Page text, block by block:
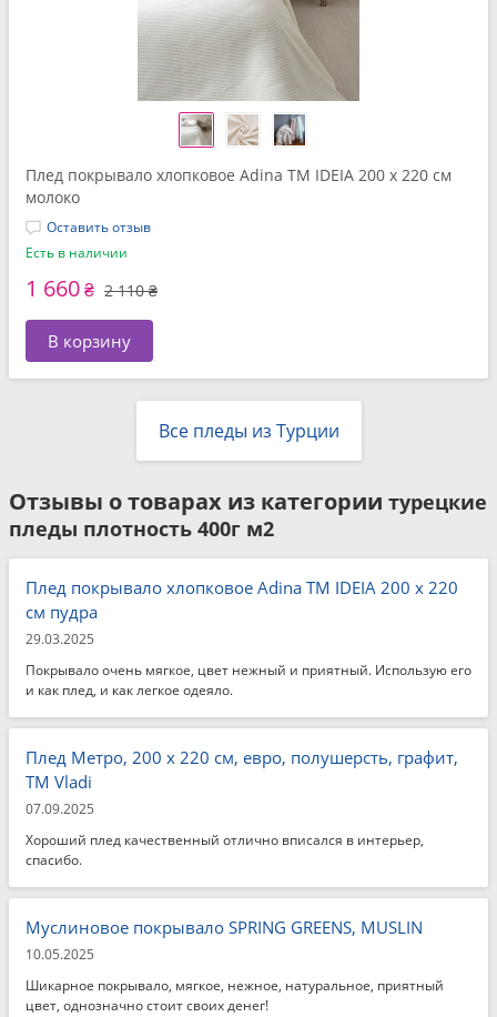
Плед покрывало хлопковое Adina TM IDEIA 200 x 220 см
молоко
Оставить отзыв
Есть в наличии
1 660₴ 2 110 ₴
В корзину
Все пледы из Турции
Отзывы о товарах из категории турецкие
пледы плотность 400г м2
Плед покрывало хлопковое Adina TM IDEIA 200 x 220
см пудра
29.03.2025
Покрывало очень мягкое, цвет нежный и приятный. Использую его
и как плед, и как легкое одеяло.
Плед Метро, 200 x 220 см, евро, полушерсть, графит,
ТМ Vladi
07.09.2025
Хороший плед качественный отлично вписался в интерьер,
спасибо.
Муслиновое покрывало SPRING GREENS, MUSLIN
10.05.2025
Шикарное покрывало, мягкое, нежное, натуральное, приятный
цвет, однозначно стоит своих денег!